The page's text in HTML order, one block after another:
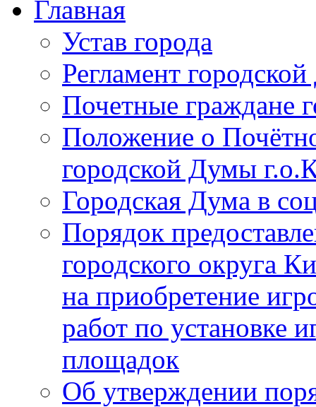
Главная
Устав города
Регламент
Почетные граждане
Положение о
городской Думы
Городская Дума в
Порядок
городского округа
на приобретение
работ по установке
площадок
Об утверждении